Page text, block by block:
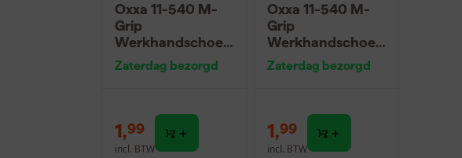
Oxxa 11-540 M-
Grip
Werkhandschoen
en - Groen/Geel -
8/M
Zaterdag bezorgd
1,99
incl. BTW
Oxxa 11-540 M-
Grip
Werkhandschoen
en - Groen/Geel -
10/XL
Zaterdag bezorgd
1,99
incl. BTW